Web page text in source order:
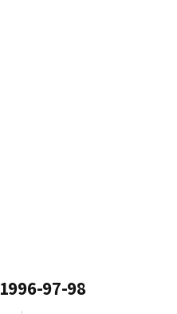
97-98